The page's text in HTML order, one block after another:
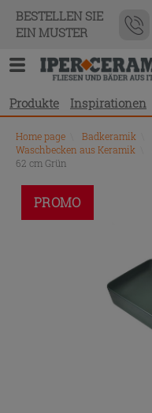
BESTELLEN SIE
EIN MUSTER
Produkte Inspirationen
Home page Badkeramik
Waschbecken aus Keramik
62 cm Grün
PROMO